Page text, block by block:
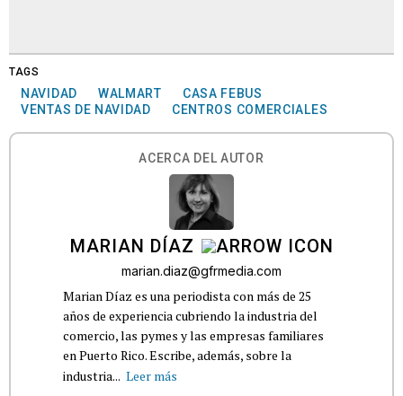
TAGS
NAVIDAD WALMART
CASA FEBUS
VENTAS DE NAVIDAD
CENTROS COMERCIALES
ACERCA DEL AUTOR
MARIAN DÍAZ
marian.diaz@gfrmedia.com
Marian Díaz es una periodista con más de 25
años de experiencia cubriendo la industria del
comercio, las pymes y las empresas familiares
en Puerto Rico. Escribe, además, sobre la
industria... Leer más